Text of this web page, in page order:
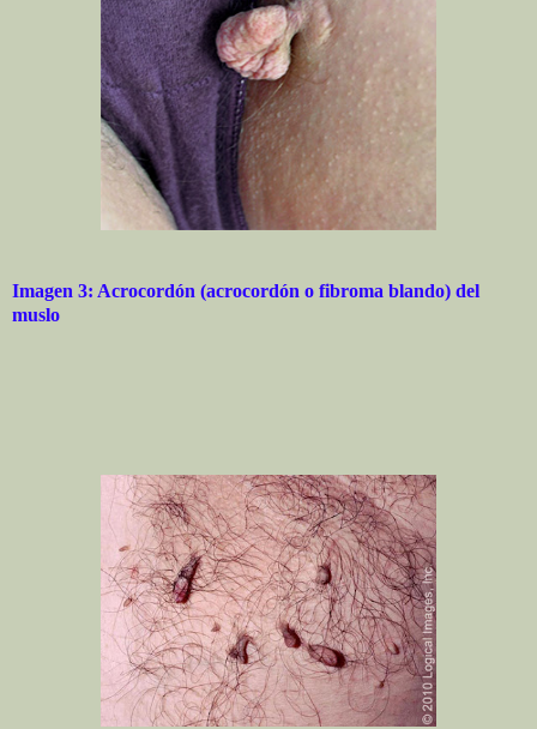
Imagen 3: Acrocordón (acrocordón o fibroma blando) del
muslo